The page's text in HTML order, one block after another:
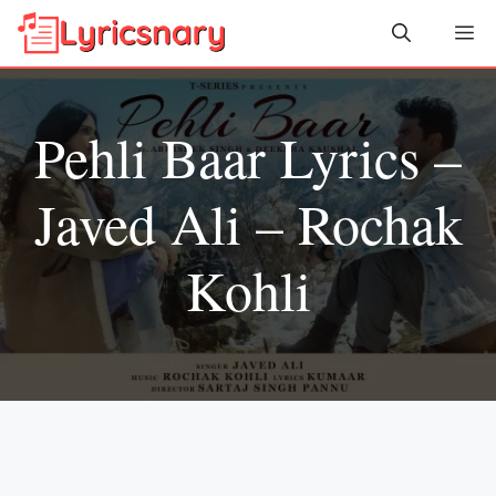
Skip
content
Pehli Baar Lyrics –
Javed Ali – Rochak
Kohli